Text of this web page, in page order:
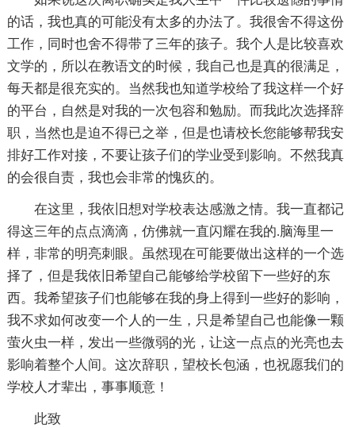
的话，我也真的可能没有太多的办法了。我很舍不得这份
工作，同时也舍不得带了三年的孩子。我个人是比较喜欢
文学的，所以在教语文的时候，我自己也是真的很满足，
每天都是很充实的。当然我也知道学校给了我这样一个好
的平台，自然是对我的一次包容和勉励。而我此次选择辞
职，当然也是迫不得已之举，但是也请校长您能够帮我安
排好工作对接，不要让孩子们的学业受到影响。不然我真
的会很自责，我也会非常的愧疚的。
在这里，我依旧想对学校表达感激之情。我一直都记
得这三年的点点滴滴，仿佛就一直闪耀在我的.脑海里一
样，非常的明亮刺眼。虽然现在可能要做出这样的一个选
择了，但是我依旧希望自己能够给学校留下一些好的东
西。我希望孩子们也能够在我的身上得到一些好的影响，
我不求如何改变一个人的一生，只是希望自己也能像一颗
萤火虫一样，发出一些微弱的光，让这一点点的光亮也去
影响着整个人间。这次辞职，望校长包涵，也祝愿我们的
学校人才辈出，事事顺意！
此致